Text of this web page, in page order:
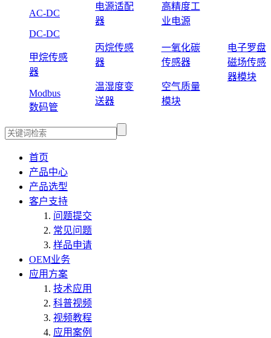
AC-DC
DC-DC
电源适配
器
高精度工
业电源
甲烷传感
器
Modbus
数码管
丙烷传感
器
温湿度变
送器
一氧化碳
传感器
空气质量
模块
电子罗盘
磁场传感
器模块
首页
产品中心
产品选型
客户支持
问题提交
常见问题
样品申请
OEM业务
应用方案
技术应用
科普视频
视频教程
应用案例